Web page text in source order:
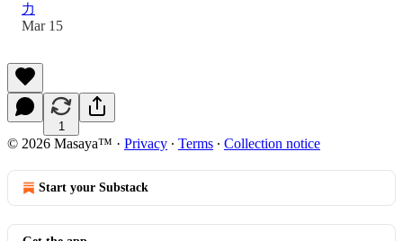
力
Mar 15
1
© 2026 Masaya™ · Privacy ∙ Terms ∙ Collection notice
Start your Substack